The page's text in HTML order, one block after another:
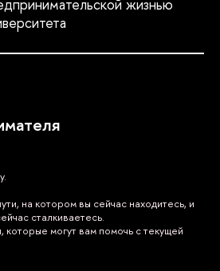
жизнью
на котором вы сейчас находитесь, и
сталкиваетесь.
могут вам помочь с текущей